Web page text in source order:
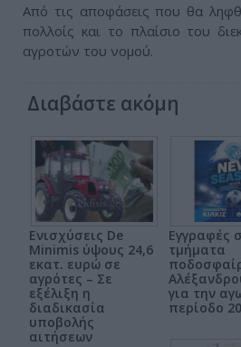
Από τις αποφάσεις που θα
πολλοίς και το πλαίσιο του
αγροτών του νομού.
Διαβάστε ακόμη
Ενισχύσεις De
Minimis ύψους 24,6
εκατ. ευρώ σε
αγρότες – Σε
εξέλιξη η
διαδικασία
υποβολής
αιτήσεων
Εγγραφές
τμήματα
για την
περίοδο